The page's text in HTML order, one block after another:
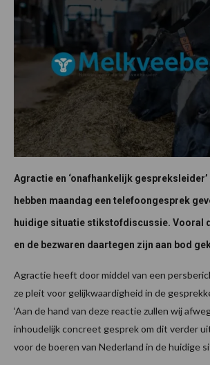
Agractie en ‘onafhankelijk gespreksleider’
hebben maandag een telefoongesprek
huidige situatie stikstofdiscussie. Vooral
en de bezwaren daartegen zijn aan bod
Agractie heeft door middel van een
ze pleit voor gelijkwaardigheid in de
‘Aan de hand van deze reactie zullen wij
inhoudelijk concreet gesprek om dit verder
voor de boeren van Nederland in de huidige